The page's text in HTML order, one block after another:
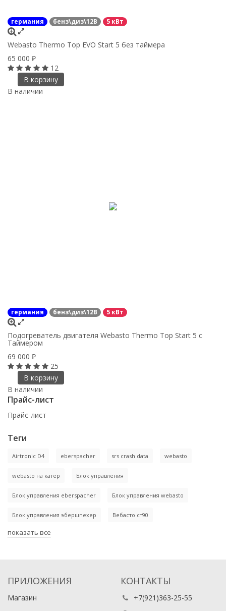
германия бенз\диз\12В 5 кВт
Webasto Thermo Top EVO Start 5 без таймера
65 000 ₽
12
В корзину
В наличии
германия бенз\диз\12В 5 кВт
Подогреватель двигателя Webasto Thermo Top Start 5 с
Таймером
69 000 ₽
25
В корзину
В наличии
Прайс-лист
Прайс-лист
Теги
Airtronic D4 eberspacher srs crash data webasto
webasto на катер Блок управления
Блок управления eberspacher Блок управления webasto
Блок управления эбершпехер Вебасто ст90
показать все
ПРИЛОЖЕНИЯ
Магазин
КОНТАКТЫ
+7(921)363-25-55